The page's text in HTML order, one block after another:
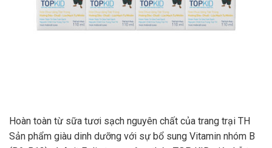
Hoàn toàn từ sữa tươi sạch nguyên chất của trang trại TH
Sản phẩm giàu dinh dưỡng với sự bổ sung Vitamin nhóm B